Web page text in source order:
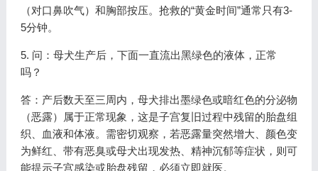
（对口鼻吹气）和胸部按压。抢救的“黄金时间”通常只有3-
5分钟。
5. 问：母犬生产后，下面一直流出黑绿色的液体，正常
吗？
答：产后数天至三周内，母犬排出墨绿色或暗红色的分泌物
（恶露）属于正常现象，这是子宫复旧过程中残留的胎盘组
织、血液和体液。需密切观察，若恶露量突然增大、颜色变
为鲜红、带有恶臭或母犬出现发热、精神沉郁等症状，则可
能提示子宫感染或胎盘残留，必须立即就医。